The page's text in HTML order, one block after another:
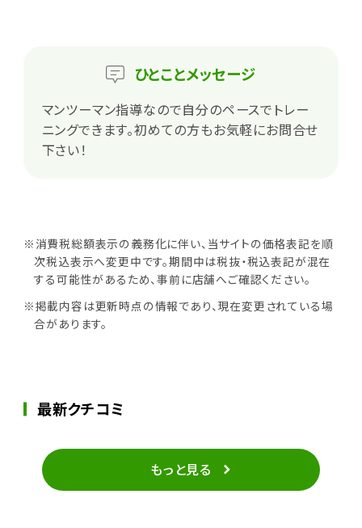
ひとことメッセージ
マンツーマン指導なので自分のペースでトレー
ニングできます。初めての方もお気軽にお問合せ
下さい！
※消費税総額表示の義務化に伴い、当サイトの価格表記を順
次税込表示へ変更中です。期間中は税抜・税込表記が混在
する可能性があるため、事前に店舗へご確認ください。
※掲載内容は更新時点の情報であり、現在変更されている場
合があります。
最新クチコミ
もっと見る